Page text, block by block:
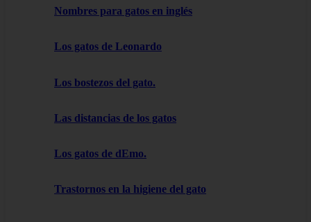
Nombres para gatos en inglés
Los gatos de Leonardo
Los bostezos del gato.
Las distancias de los gatos
Los gatos de dEmo.
Trastornos en la higiene del gato